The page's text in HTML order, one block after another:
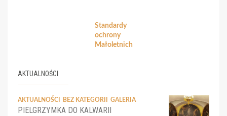
Standardy
ochrony
Małoletnich
AKTUALNOŚCI
AKTUALNOŚCI BEZ KATEGORII GALERIA
PIELGRZYMKA DO KALWARII